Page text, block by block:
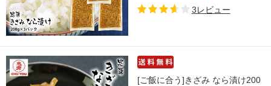
3レビュー
[ご飯に合う]きざみ なら漬け200